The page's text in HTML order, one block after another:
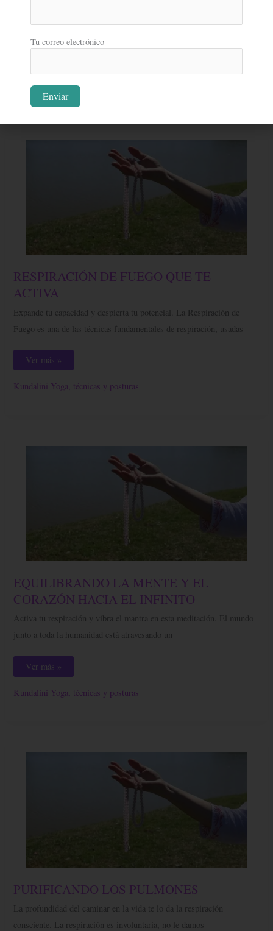
la clase sentados con las piernas cruzadas y con la
RESPIRACIÓN DE FUEGO QUE TE
ACTIVA
Expande tu capacidad y despierta tu potencial. La Respiración de
Fuego es una de las técnicas fundamentales de respiración, usadas
RESPIRACIÓN
DE
FUEGO
QUE
ACTIVA
Ver más »
Kundalini Yoga, técnicas y posturas
EQUILIBRANDO LA MENTE Y EL
CORAZÓN HACIA EL INFINITO
Activa tu respiración y vibra el mantra en esta meditación. El mundo
junto a toda la humanidad está atravesando un
EQUILIBRANDO
LA
MENTE
Y
CORAZÓN
EL
Ver más »
Kundalini Yoga, técnicas y posturas
PURIFICANDO LOS PULMONES
La profundidad del caminar en la vida te lo da la respiración
consciente. La respiración es involuntaria, no le damos
PURIFICANDO
LOS
Tu correo electrónico